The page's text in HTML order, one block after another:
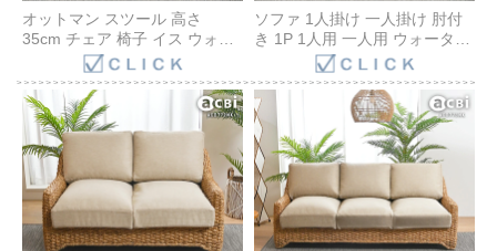
オットマン スツール 高さ
35cm チェア 椅子 イス ウォー
ターヒヤシンス クッション ア
ジアン バリ ナチュラル 家具 リ
ゾート ホテル 6色 生地 選べる
アンティーク風 acbi アクビィ
ACS770NK
ソファ 1人掛け 一人掛け 肘付
き 1P 1人用 一人用 ウォーター
ヒヤシンス クッション アジア
ン バリ ナチュラル 家具 リゾー
ト デザイン テイスト 6色 生地
選べる ホテル ナチュラル acbi
ACD781NK